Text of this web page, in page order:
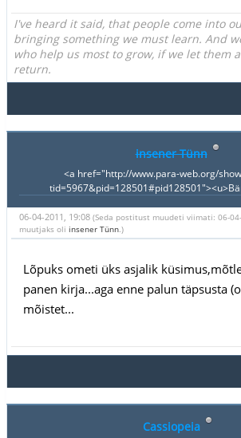
I've heard it said, that people come into
bringing something we must learn. And
who help us most to grow, if we let them
return.
insener Tünn
<a href="http://www.para-web.org/
06-04-2011, 19:08 (Seda postitust muudeti viimati: 06-
muutjaks oli insener Tünn.)
Lõpuks ometi üks asjalik
panen kirja...aga enne palun täpsusta
mõistet...
Cassiopeia